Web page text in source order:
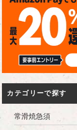
カテゴリーで探す
常滑焼急須